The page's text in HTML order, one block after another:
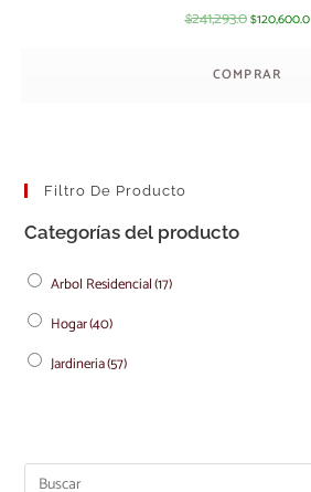
$241,293.0 $120,600.0
COMPRAR
Filtro De Producto
Categorías del producto
Arbol Residencial(17)
Hogar(40)
Jardineria(57)